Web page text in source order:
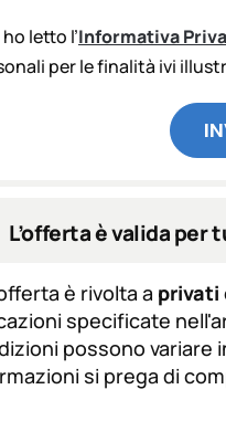
ho letto l’Informativa
per le finalità ivi
L’offerta è valida
è rivolta a privati
specificate
possono variare
si prega di